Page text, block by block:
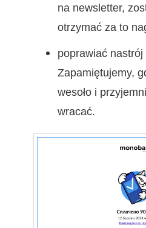
na newsletter,
otrzymać za to
poprawiać nastrój
Zapamiętujemy,
wesoło i
wracać.